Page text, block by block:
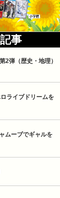
事
2弾（歴史・地理）
ライブドリームを
ムーブでギャルを